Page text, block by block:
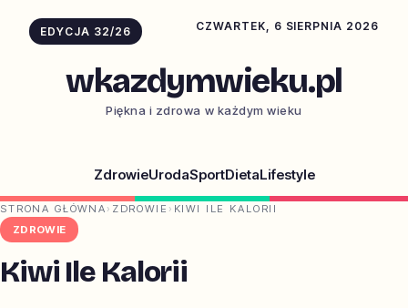
EDYCJA 32/26 CZWARTEK, 6 SIERPNIA 2026
wkazdymwieku.pl
Piękna i zdrowa w każdym wieku
ZdrowieUrodaSportDietaLifestyle
STRONA GŁÓWNA › ZDROWIE › KIWI ILE KALORII
ZDROWIE
Kiwi Ile Kalorii